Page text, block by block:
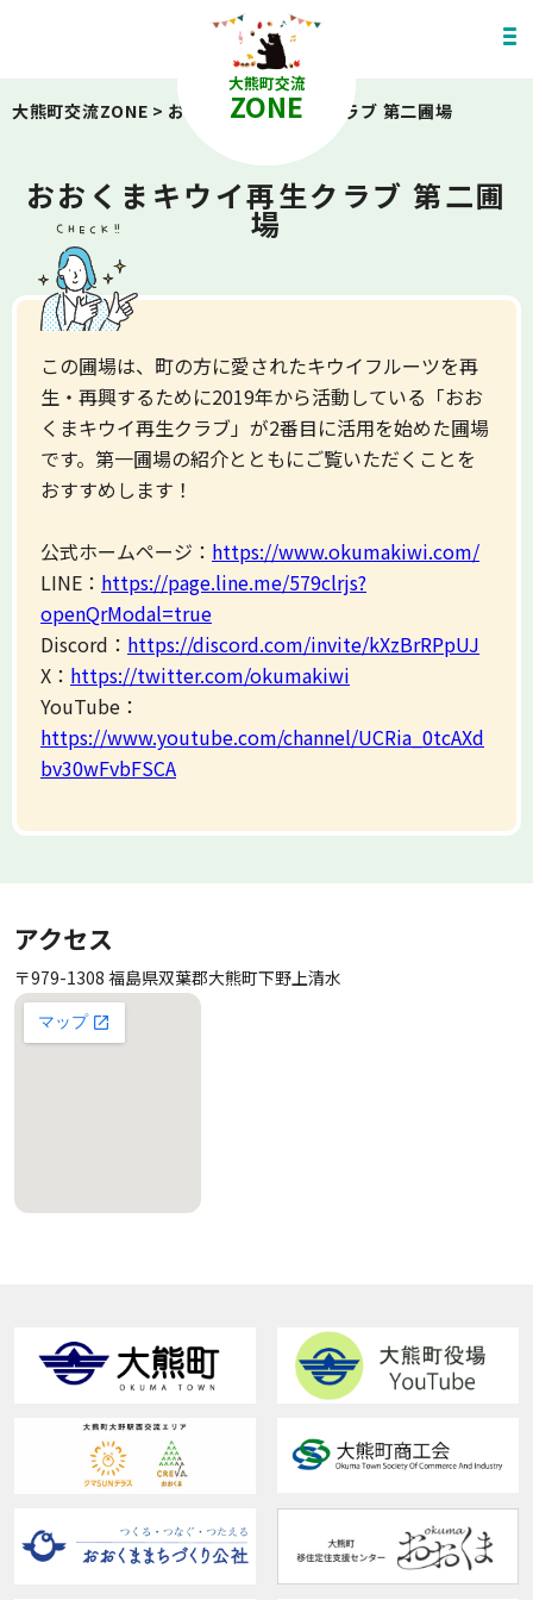
大熊町交流
ZONE
大熊町交流ZONE > おおくまキウイ再生クラブ 第二圃場
おおくまキウイ再生クラブ 第二圃
場
この圃場は、町の方に愛されたキウイフルーツを再
生・再興するために2019年から活動している「おお
くまキウイ再生クラブ」が2番目に活用を始めた圃場
です。第一圃場の紹介とともにご覧いただくことを
おすすめします！
公式ホームページ： https://www.okumakiwi.com/
LINE： https://page.line.me/579clrjs?
openQrModal=true
Discord： https://discord.com/invite/kXzBrRPpUJ
X： https://twitter.com/okumakiwi
YouTube：
https://www.youtube.com/channel/UCRia_0tcAXd
bv30wFvbFSCA
アクセス
〒979-1308 福島県双葉郡大熊町下野上清水